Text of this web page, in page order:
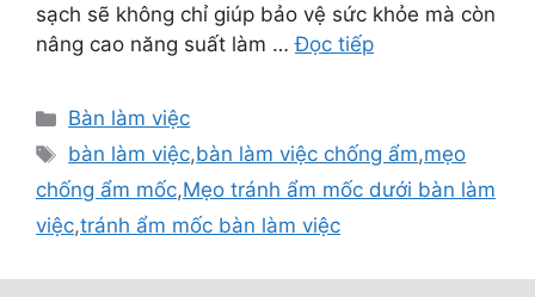
sạch sẽ không chỉ giúp bảo vệ sức khỏe mà còn
nâng cao năng suất làm …Đọc tiếp
Danh
mục
Bàn làm việc
Thẻ
bàn làm việc,bàn làm việc chống ẩm,mẹo
chống ẩm mốc,Mẹo tránh ẩm mốc dưới bàn làm
việc,tránh ẩm mốc bàn làm việc